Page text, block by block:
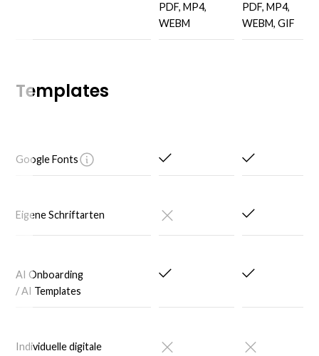
PDF, MP4,
WEBM
PDF, MP4,
WEBM, GIF
Templates
Google Fonts
Eigene Schriftarten
AI Onboarding
/ AI Templates
Individuelle digitale